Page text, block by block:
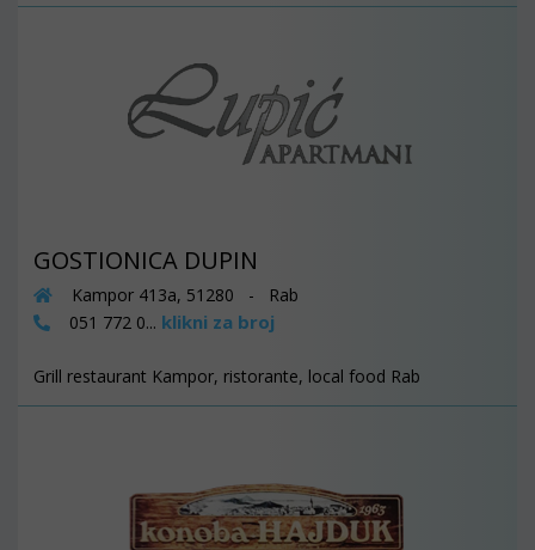
GOSTIONICA DUPIN
Kampor 413a, 51280 - Rab
051 772 0... klikni za broj
Grill restaurant Kampor, ristorante, local food Rab